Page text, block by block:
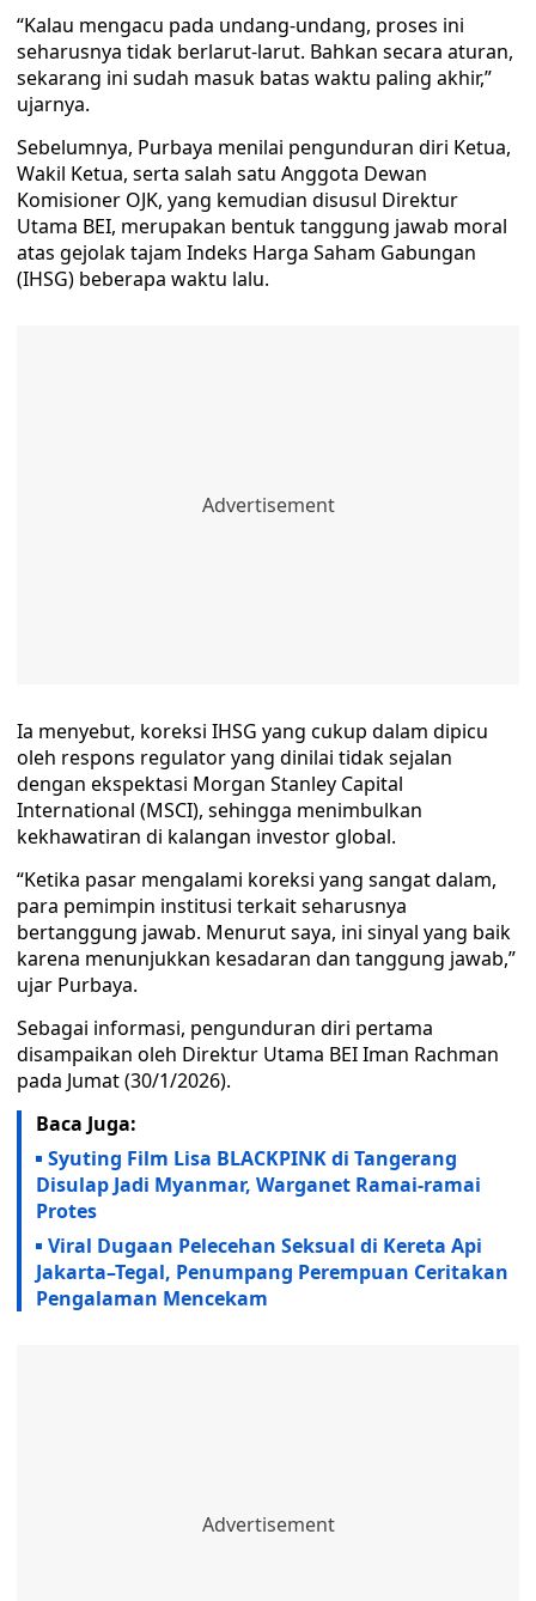
“Kalau mengacu pada undang-undang, proses ini
seharusnya tidak berlarut-larut. Bahkan secara aturan,
sekarang ini sudah masuk batas waktu paling akhir,”
ujarnya.
Sebelumnya, Purbaya menilai pengunduran diri Ketua,
Wakil Ketua, serta salah satu Anggota Dewan
Komisioner OJK, yang kemudian disusul Direktur
Utama BEI, merupakan bentuk tanggung jawab moral
atas gejolak tajam Indeks Harga Saham Gabungan
(IHSG) beberapa waktu lalu.
Ia menyebut, koreksi IHSG yang cukup dalam dipicu
oleh respons regulator yang dinilai tidak sejalan
dengan ekspektasi Morgan Stanley Capital
International (MSCI), sehingga menimbulkan
kekhawatiran di kalangan investor global.
“Ketika pasar mengalami koreksi yang sangat dalam,
para pemimpin institusi terkait seharusnya
bertanggung jawab. Menurut saya, ini sinyal yang baik
karena menunjukkan kesadaran dan tanggung jawab,”
ujar Purbaya.
Sebagai informasi, pengunduran diri pertama
disampaikan oleh Direktur Utama BEI Iman Rachman
pada Jumat (30/1/2026).
Baca Juga:
Syuting Film Lisa BLACKPINK di Tangerang
Disulap Jadi Myanmar, Warganet Ramai-ramai
Protes
Viral Dugaan Pelecehan Seksual di Kereta Api
Jakarta–Tegal, Penumpang Perempuan Ceritakan
Pengalaman Mencekam